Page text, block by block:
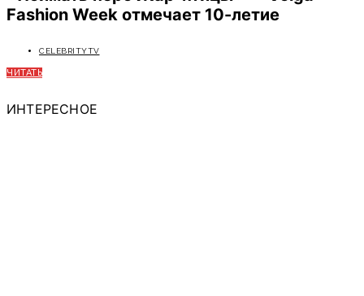
Fashion Week отмечает 10-летие
CELEBRITYTV
ЧИТАТЬ
ИНТЕРЕСНОЕ